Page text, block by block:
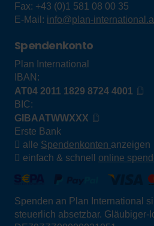
Fax: +43 (0)1 581 08 00 35
E-Mail: info@plan-
Spendenkonto
Plan International
IBAN:
AT04 2011 1829 8724 4001
BIC:
GIBAATWWXXX
Erste Bank
alle Spendenkonten anzeigen
einfach & schnell online
Spenden an Plan International
steuerlich absetzbar. Gläubiger-